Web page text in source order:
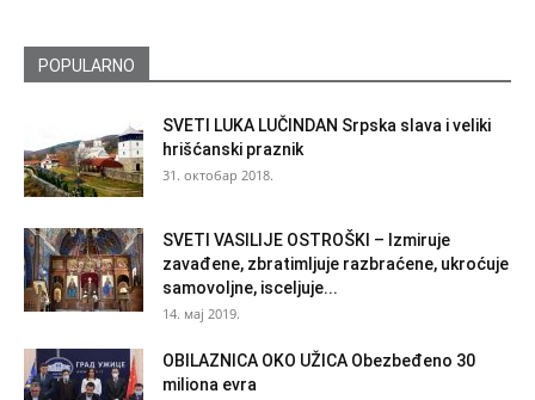
POPULARNO
SVETI LUKA LUČINDAN Srpska slava i veliki
hrišćanski praznik
31. октобар 2018.
SVETI VASILIJE OSTROŠKI – Izmiruje
zavađene, zbratimljuje razbraćene, ukroćuje
samovoljne, isceljuje...
14. мај 2019.
OBILAZNICA OKO UŽICA Obezbeđeno 30
miliona evra